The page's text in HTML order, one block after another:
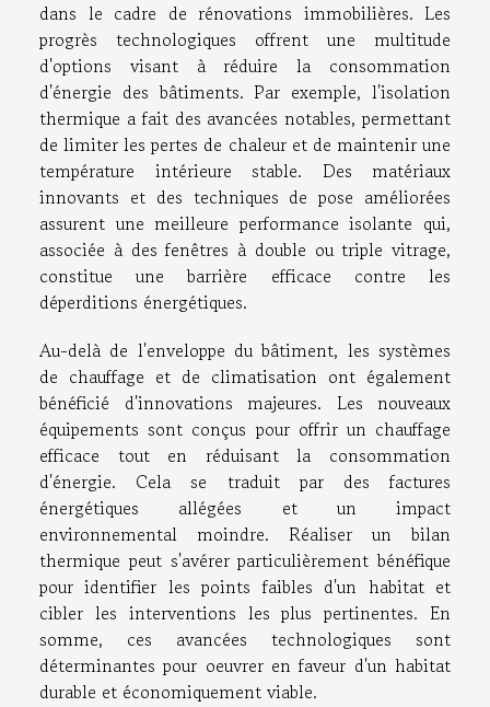
dans le cadre de rénovations immobilières. Les
progrès technologiques offrent une multitude
d'options visant à réduire la consommation
d'énergie des bâtiments. Par exemple, l'isolation
thermique a fait des avancées notables, permettant
de limiter les pertes de chaleur et de maintenir une
température intérieure stable. Des matériaux
innovants et des techniques de pose améliorées
assurent une meilleure performance isolante qui,
associée à des fenêtres à double ou triple vitrage,
constitue une barrière efficace contre les
déperditions énergétiques.
Au-delà de l'enveloppe du bâtiment, les systèmes
de chauffage et de climatisation ont également
bénéficié d'innovations majeures. Les nouveaux
équipements sont conçus pour offrir un chauffage
efficace tout en réduisant la consommation
d'énergie. Cela se traduit par des factures
énergétiques allégées et un impact
environnemental moindre. Réaliser un bilan
thermique peut s'avérer particulièrement bénéfique
pour identifier les points faibles d'un habitat et
cibler les interventions les plus pertinentes. En
somme, ces avancées technologiques sont
déterminantes pour oeuvrer en faveur d'un habitat
durable et économiquement viable.